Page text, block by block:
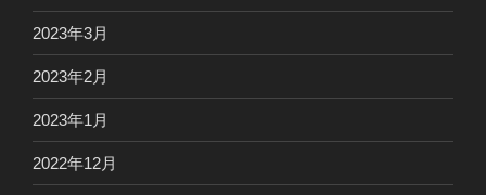
2023年3月
2023年2月
2023年1月
2022年12月